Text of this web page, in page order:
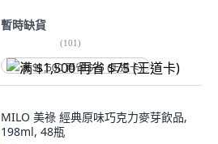
暫時缺貨
(101)
满 $1,500 再省 $75 (王道卡)
MILO 美祿 經典原味巧克力麥芽飲品,
198ml, 48瓶